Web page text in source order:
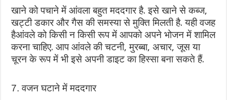
खाने को पचाने में आंवला बहुत मददगार है. इसे खाने से कब्‍ज,
खट्टी डकार और गैस की समस्‍या से मुक्ति मिलती है. यही वजह
हैआंवले को किसी न किसी रूप में आपको अपने भोजन में शामिल
करना चाहिए. आप आंवले की चटनी, मुरब्‍बा, अचार, जूस या
चूरन के रूप में भी इसे अपनी डाइट का हिस्‍सा बना सकते हैं.
7. वजन घटाने में मददगार